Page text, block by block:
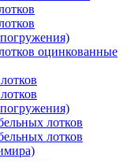
оцинкованные
лотков
лотков